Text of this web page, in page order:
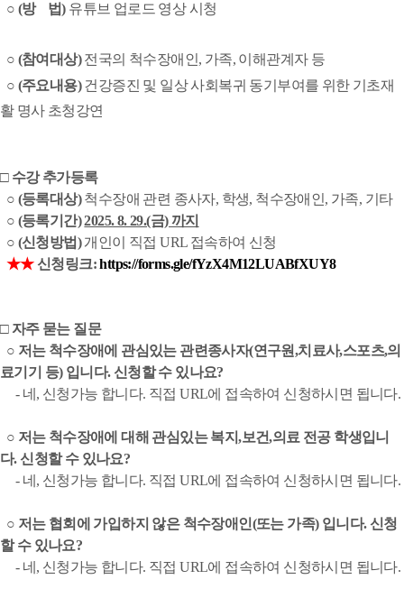
○ (방 법) 유튜브 업로드 영상 시청
○ (참여대상)전 국의 척수장애인, 가족, 이해관계자 등
○ (주요내용)건강증진 및 일상 사회복귀 동기부여를 위한 기초재
활 명사 초청강연
□ 수강 추가등록
○ (등록대상)척수장애 관련 종사자, 학생, 척수장애인, 가족, 기타
○ (등록기간)2025. 8. 29.(금) 까지
○ (신청방법)개인이 직접 URL 접속하여 신청
★★신청링크:https://forms.gle/fYzX4M12LUABfXUY8
□ 자주 묻는 질문
○ 저는 척수장애에 관심있는 관련종사자(연구원,치료사,스포츠,의
료기기 등) 입니다. 신청할 수 있나요?
- 네, 신청가능 합니다. 직접 URL에 접속하여 신청하시면 됩니다.
○ 저는 척수장애에 대해 관심있는 복지,보건,의료 전공 학생입니
다. 신청할 수 있나요?
- 네, 신청가능 합니다. 직접 URL에 접속하여 신청하시면 됩니다.
○ 저는 협회에 가입하지 않은 척수장애인(또는 가족) 입니다. 신청
할 수 있나요?
- 네, 신청가능 합니다. 직접 URL에 접속하여 신청하시면 됩니다.